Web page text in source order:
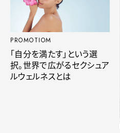
PROMOTIOM
「自分を満たす」という選
択。世界で広がるセクシュア
ルウェルネスとは